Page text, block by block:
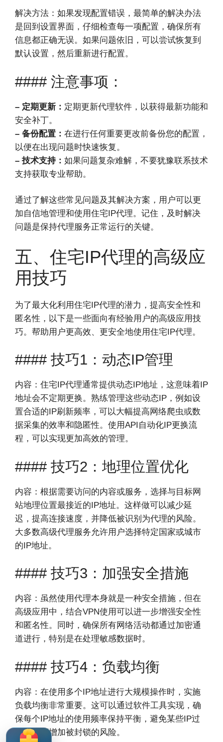
解决方法：如果发现配置错误，最简单的解决办法
是回到设置界面，仔细检查每一项配置，确保所有
信息都正确无误。如果问题依旧，可以尝试恢复到
默认设置，然后重新进行配置。
#### 注意事项：
– 定期更新： 定期更新代理软件，以获得最新功能和
安全补丁。
– 备份配置： 在进行任何重要更改前备份您的配置，
以便在出现问题时快速恢复。
– 技术支持： 如果问题复杂难解，不要犹豫联系技术
支持获取专业帮助。
通过了解这些常见问题及其解决方案，用户可以更
加自信地管理和使用住宅IP代理。记住，及时解决
问题是保持代理服务正常运行的关键。
五、住宅IP代理的高级应
用技巧
为了最大化利用住宅IP代理的潜力，提高安全性和
匿名性，以下是一些面向有经验用户的高级应用技
巧。帮助用户更高效、更安全地使用住宅IP代理。
#### 技巧1：动态IP管理
内容：住宅IP代理通常提供动态IP地址，这意味着IP
地址会不定期更换。熟练管理这些动态IP，例如设
置合适的IP刷新频率，可以大幅提高网络爬虫或数
据采集的效率和隐匿性。使用API自动化IP更换流
程，可以实现更加高效的管理。
#### 技巧2：地理位置优化
内容：根据需要访问的内容或服务，选择与目标网
站地理位置最接近的IP地址。这样做可以减少延
迟，提高连接速度，并降低被识别为代理的风险。
大多数高级代理服务允许用户选择特定国家或城市
的IP地址。
#### 技巧3：加强安全措施
内容：虽然使用代理本身就是一种安全措施，但在
高级应用中，结合VPN使用可以进一步增强安全性
和匿名性。同时，确保所有网络活动都通过加密通
道进行，特别是在处理敏感数据时。
#### 技巧4：负载均衡
内容：在使用多个IP地址进行大规模操作时，实施
负载均衡非常重要。这可以通过软件工具实现，确
保每个IP地址的使用频率保持平衡，避免某些IP过
度使用而增加被封锁的风险。